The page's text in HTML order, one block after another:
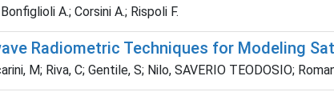
A.; Corsini A.; Rispoli F.
Radiometric Techniques for Modeling
M; Riva, C; Gentile, S; Nilo, SAVERIO TEODOSIO;